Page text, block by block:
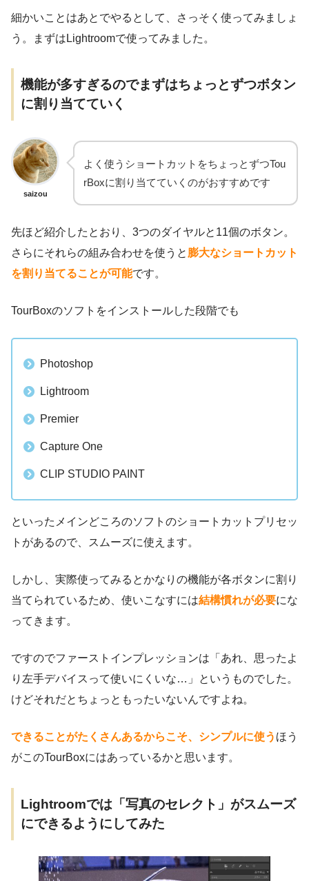
細かいことはあとでやるとして、さっそく使ってみましょ
う。まずはLightroomで使ってみました。
機能が多すぎるのでまずはちょっとずつボタン
に割り当てていく
saizou
よく使うショートカットをちょっとずつTou
rBoxに割り当てていくのがおすすめです
先ほど紹介したとおり、3つのダイヤルと11個のボタン。
さらにそれらの組み合わせを使うと 膨大なショートカット
を割り当てることが可能です。
TourBoxのソフトをインストールした段階でも
Photoshop
Lightroom
Premier
Capture One
CLIP STUDIO PAINT
といったメインどころのソフトのショートカットプリセッ
トがあるので、スムーズに使えます。
しかし、実際使ってみるとかなりの機能が各ボタンに割り
当てられているため、使いこなすには結構慣れが必要にな
ってきます。
ですのでファーストインプレッションは「あれ、思ったよ
り左手デバイスって使いにくいな…」というものでした。
けどそれだとちょっともったいないんですよね。
できることがたくさんあるからこそ、シンプルに使う ほう
がこのTourBoxにはあっているかと思います。
Lightroomでは「写真のセレクト」がスムーズ
にできるようにしてみた